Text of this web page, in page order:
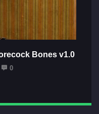
Bones v1.0
0